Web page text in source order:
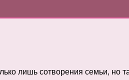
лишь сотворения семьи, но